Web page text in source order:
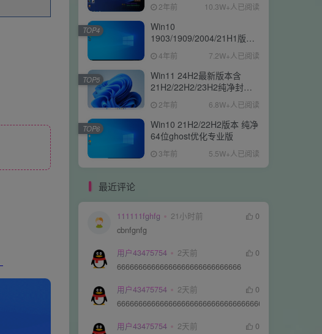
2年前 10.3W+人已阅读
Win10
1903/1909/2004/21H1版本
纯净64位ghost专业版
4年前 7.2W+人已阅读
TOP4
Win11 24H2最新版本含
21H2/22H2/23H2纯净封装
优化64位ghost专业版
2年前 6.8W+人已阅读
TOP5
Win10 21H2/22H2版本 纯净
64位ghost优化专业版
3年前 5.5W+人已阅读
TOP6
最近评论
111111fghfg 21小时前
0
cbnfgnfg
用户43475754 2天前
0
66666666666666666666666666666
用户43475754 2天前
0
用户43475754 2天前
0